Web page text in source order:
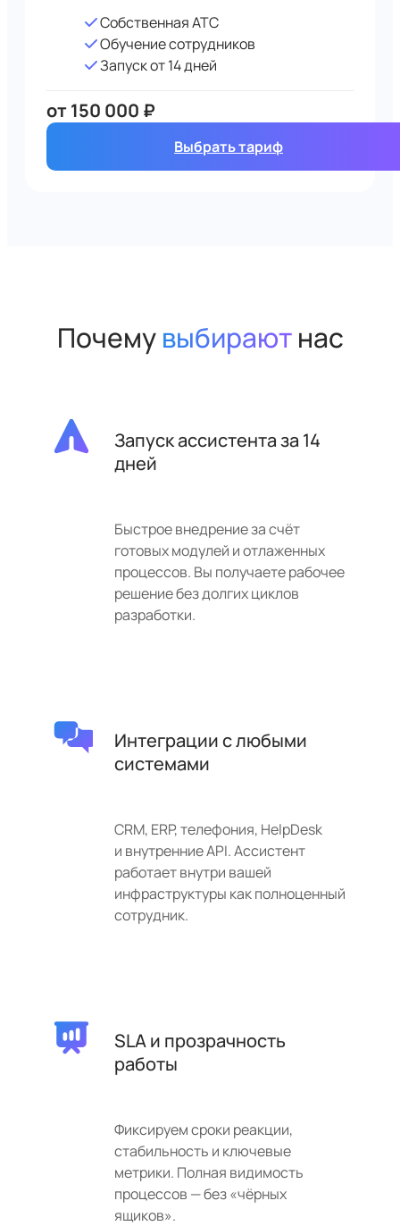
Собственная АТС
Обучение сотрудников
Запуск от 14 дней
от 150 000 ₽
Выбрать тариф
Почемувыбираютнас
Запуск ассистента за 14
дней
Быстрое внедрение за счёт
готовых модулей и отлаженных
процессов. Вы получаете рабочее
решение без долгих циклов
разработки.
Интеграции с любыми
системами
CRM, ERP, телефония, HelpDesk
и внутренние API. Ассистент
работает внутри вашей
инфраструктуры как полноценный
сотрудник.
SLA и прозрачность
работы
Фиксируем сроки реакции,
стабильность и ключевые
метрики. Полная видимость
процессов — без «чёрных
ящиков».